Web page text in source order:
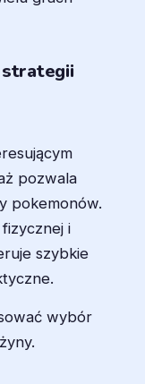
strategii
pozwala
pokemonów.
i
szybkie
wybór